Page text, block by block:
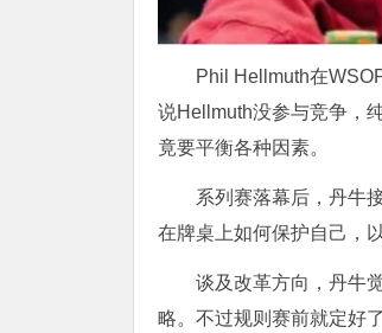
Phil Hellmuth在
说Hellmuth没参与竞争，
竟要平衡各种因素。
系列赛落幕后，丹牛
在牌桌上如何保护自己，
谈及改革方向，丹牛
略。不过规则赛前就定好